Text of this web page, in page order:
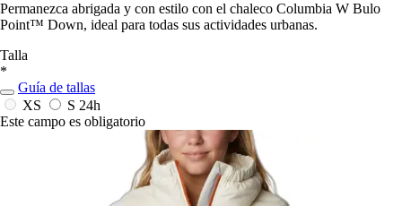
Permanezca abrigada y con estilo con el chaleco Columbia W Bulo
Point™ Down, ideal para todas sus actividades urbanas.
Talla
*
Guía de tallas
XS
S 24h
Este campo es obligatorio